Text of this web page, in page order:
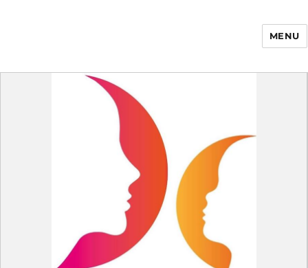
Enfance Made in
France
MENU